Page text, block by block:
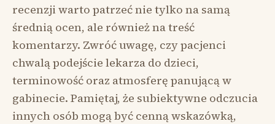
recenzji warto patrzeć nie tylko na samą
średnią ocen, ale również na treść
komentarzy. Zwróć uwagę, czy pacjenci
chwalą podejście lekarza do dzieci,
terminowość oraz atmosferę panującą w
gabinecie. Pamiętaj, że subiektywne odczucia
innych osób mogą być cenną wskazówką,